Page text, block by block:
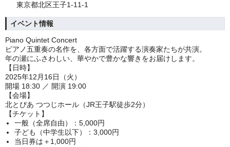
東京都北区王子1-11-1
イベント情報
Piano Quintet Concert
ピアノ五重奏の名作を、各方面で活躍する演奏家たちが共演。
年の瀬にふさわしい、華やかで豊かな響きをお届けします。
【日時】
2025年12月16日（火）
開場 18:30 ／ 開演 19:00
【会場】
北とぴあ つつじホール （JR王子駅徒歩2分）
【チケット】
一般（全席自由）：5,000円
子ども（中学生以下）：3,000円
当日券は＋1,000円